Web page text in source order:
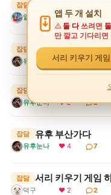
잡담
알겠쒀? ❤ 2 3
잡담 형아!
유후눈나 ❤ 3 3
잡담 휴가를 방구석에
유후눈나 ❤ 2 2
잡담 유후 부산가다
유후눈나 ❤ 4 7
잡담 서리 키우기 게임
덕구 ❤ 2 2
앱 두 개 설치
둘 다쓰려면
만 깔고 기다리
서리 키우기 게